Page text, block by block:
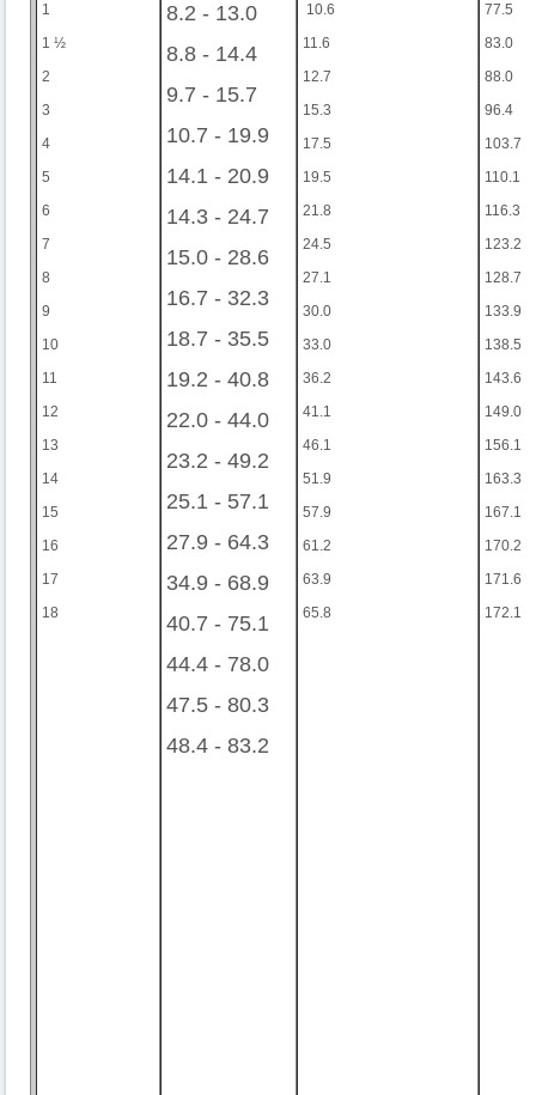
1
1 ½
2
3
4
5
6
7
8
9
10
11
12
13
14
15
16
17
18
8.2 - 13.0
8.8 - 14.4
9.7 - 15.7
10.7 - 19.9
14.1 - 20.9
14.3 - 24.7
15.0 - 28.6
16.7 - 32.3
18.7 - 35.5
19.2 - 40.8
22.0 - 44.0
23.2 - 49.2
25.1 - 57.1
27.9 - 64.3
34.9 - 68.9
40.7 - 75.1
44.4 - 78.0
47.5 - 80.3
48.4 - 83.2
10.6
11.6
12.7
15.3
17.5
19.5
21.8
24.5
27.1
30.0
33.0
36.2
41.1
46.1
51.9
57.9
61.2
63.9
65.8
77.5
83.0
88.0
96.4
103.7
110.1
116.3
123.2
128.7
133.9
138.5
143.6
149.0
156.1
163.3
167.1
170.2
171.6
172.1